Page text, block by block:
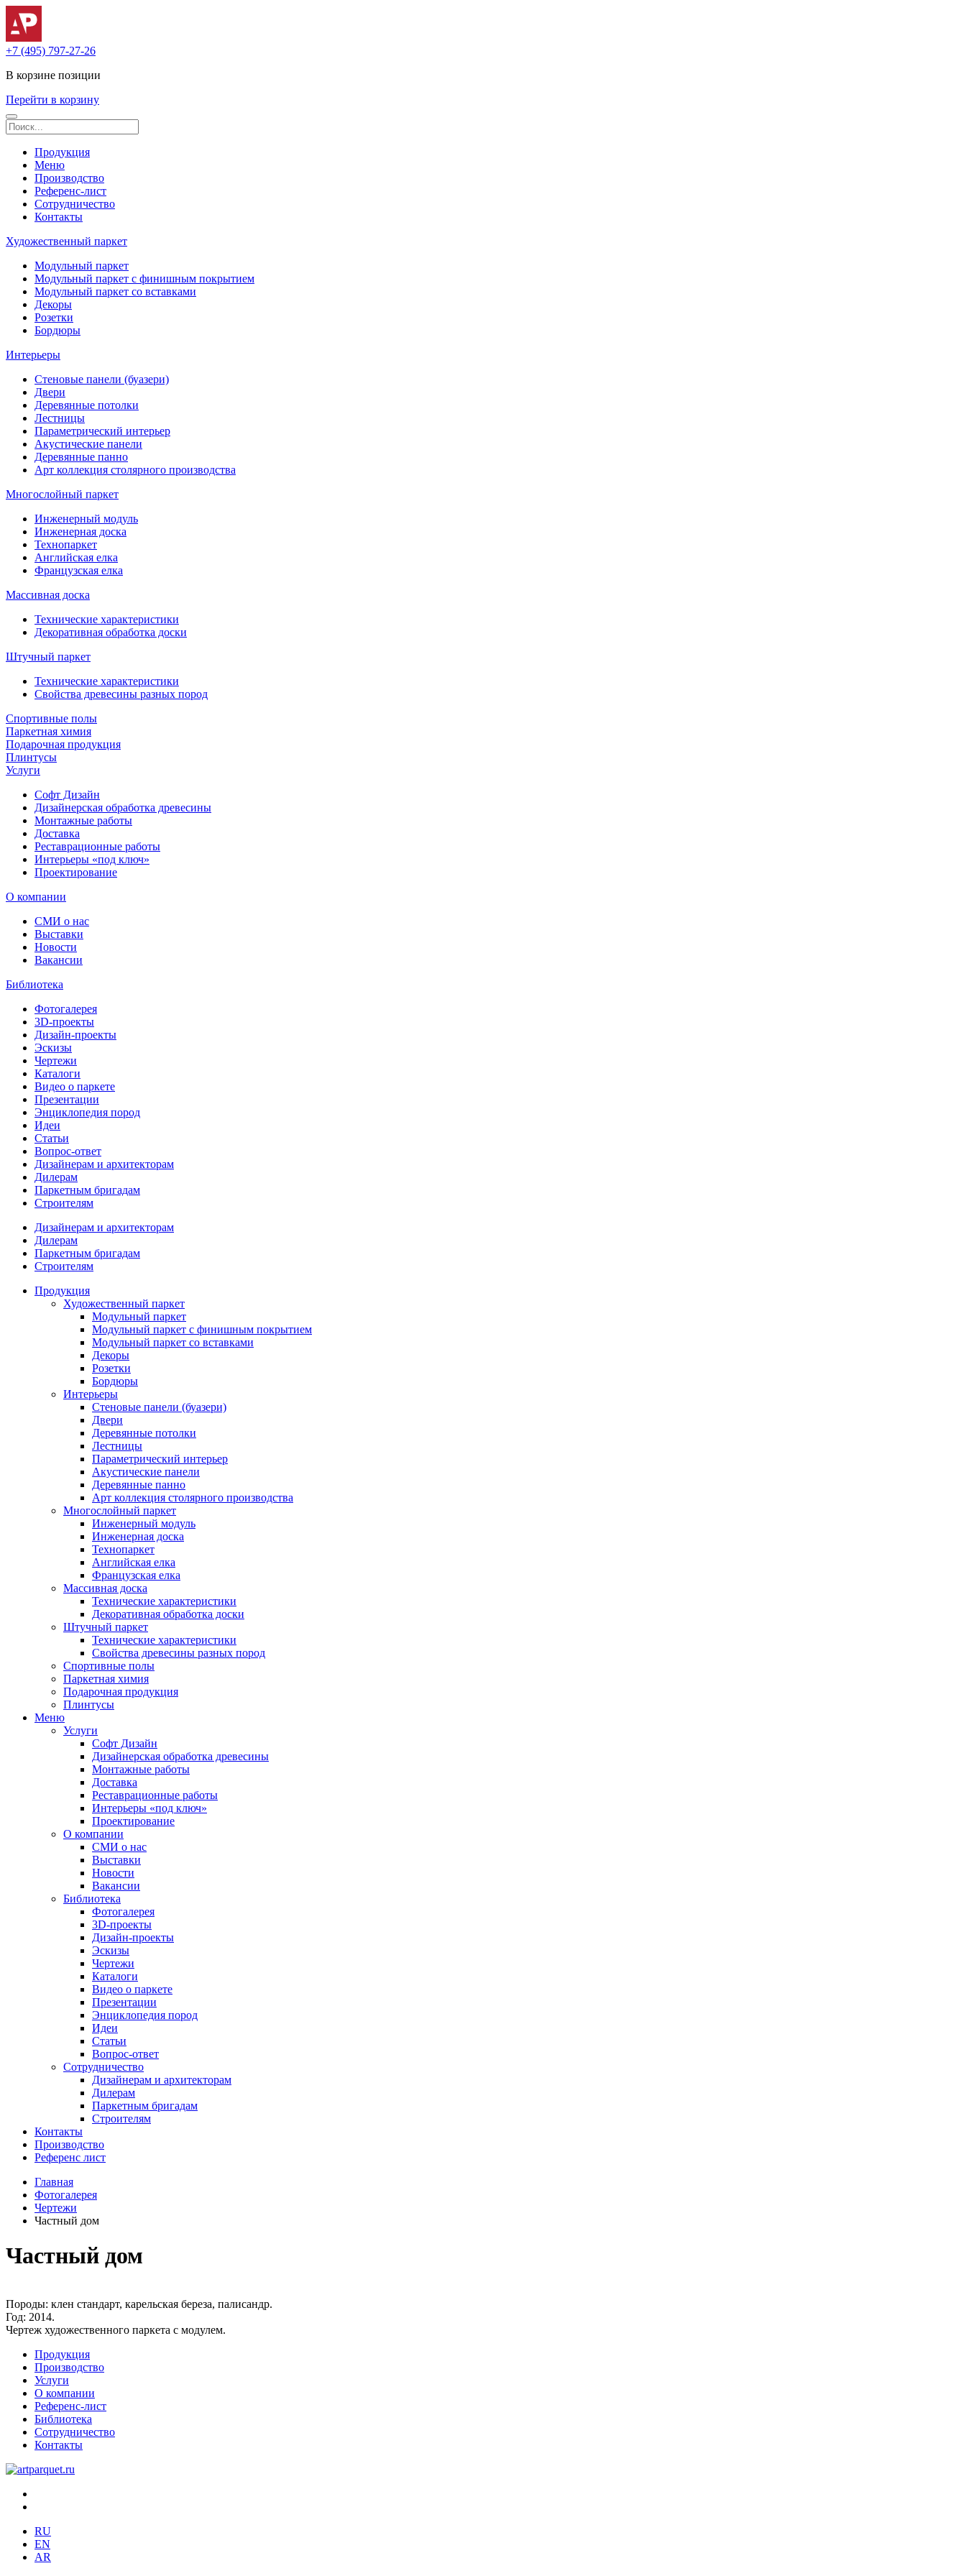
+7 (495) 797-27-26
В корзине позиции
Перейти в корзину
Продукция
Меню
Производство
Референс-лист
Сотрудничество
Контакты
Художественный паркет
Модульный паркет
Модульный паркет с финишным покрытием
Модульный паркет со вставками
Декоры
Розетки
Бордюры
Интерьеры
Стеновые панели (буазери)
Двери
Деревянные потолки
Лестницы
Параметрический интерьер
Акустические панели
Деревянные панно
Арт коллекция столярного производства
Многослойный паркет
Инженерный модуль
Инженерная доска
Технопаркет
Английская елка
Французская елка
Массивная доска
Технические характеристики
Декоративная обработка доски
Штучный паркет
Технические характеристики
Свойства древесины разных пород
Спортивные полы
Паркетная химия
Подарочная продукция
Плинтусы
Услуги
Софт Дизайн
Дизайнерская обработка древесины
Монтажные работы
Доставка
Реставрационные работы
Интерьеры «под ключ»
Проектирование
О компании
СМИ о нас
Выставки
Новости
Вакансии
Библиотека
Фотогалерея
3D-проекты
Дизайн-проекты
Эскизы
Чертежи
Каталоги
Видео о паркете
Презентации
Энциклопедия пород
Идеи
Статьи
Вопрос-ответ
Дизайнерам и архитекторам
Дилерам
Паркетным бригадам
Строителям
Дизайнерам и архитекторам
Дилерам
Паркетным бригадам
Строителям
Продукция
Художественный паркет
Модульный паркет
Модульный паркет с финишным покрытием
Модульный паркет со вставками
Декоры
Розетки
Бордюры
Интерьеры
Стеновые панели (буазери)
Двери
Деревянные потолки
Лестницы
Параметрический интерьер
Акустические панели
Деревянные панно
Арт коллекция столярного производства
Многослойный паркет
Инженерный модуль
Инженерная доска
Технопаркет
Английская елка
Французская елка
Массивная доска
Технические характеристики
Декоративная обработка доски
Штучный паркет
Технические характеристики
Свойства древесины разных пород
Спортивные полы
Паркетная химия
Подарочная продукция
Плинтусы
Меню
Услуги
Софт Дизайн
Дизайнерская обработка древесины
Монтажные работы
Доставка
Реставрационные работы
Интерьеры «под ключ»
Проектирование
О компании
СМИ о нас
Выставки
Новости
Вакансии
Библиотека
Фотогалерея
3D-проекты
Дизайн-проекты
Эскизы
Чертежи
Каталоги
Видео о паркете
Презентации
Энциклопедия пород
Идеи
Статьи
Вопрос-ответ
Сотрудничество
Дизайнерам и архитекторам
Дилерам
Паркетным бригадам
Строителям
Контакты
Производство
Референс лист
Главная
Фотогалерея
Чертежи
Частный дом
Частный дом
Породы: клен стандарт, карельская береза, палисандр.
Год: 2014.
Чертеж художественного паркета с модулем.
Продукция
Производство
Услуги
О компании
Референс-лист
Библиотека
Сотрудничество
Контакты
RU
EN
AR